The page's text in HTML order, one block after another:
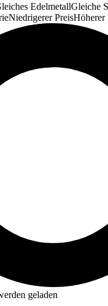
EdelmetallGleiche
Niedrigerer PreisHöherer
geladen